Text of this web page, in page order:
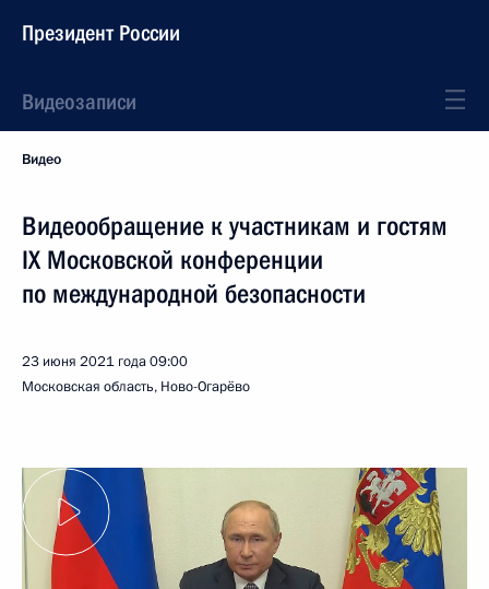
Президент России
Видеозаписи
Видео
Видеообращение к участникам и гостям
IX Московской конференции
по международной безопасности
23 июня 2021 года09:00
Московская область, Ново-Огарёво